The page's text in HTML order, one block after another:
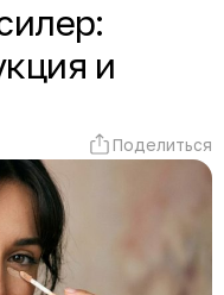
и
Поделиться